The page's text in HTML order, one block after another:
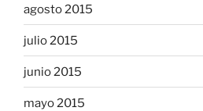
agosto 2015
julio 2015
junio 2015
mayo 2015